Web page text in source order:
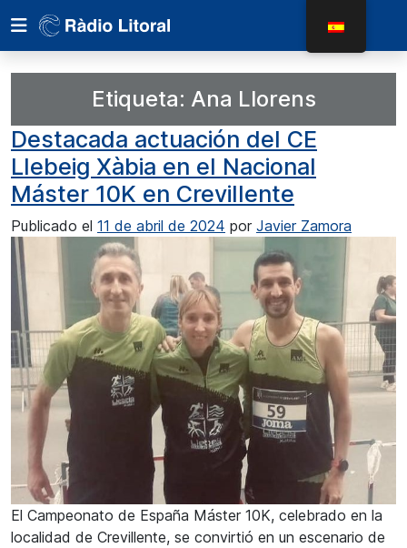
Etiqueta: Ana Llorens
Destacada actuación del CE
Llebeig Xàbia en el Nacional
Máster 10K en Crevillente
Publicado el 11 de abril de 2024 por Javier Zamora
El Campeonato de España Máster 10K, celebrado en la
localidad de Crevillente, se convirtió en un escenario de